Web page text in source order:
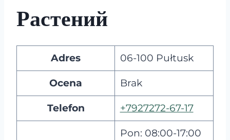
Растений
Adres 06-100 Pułtusk
Ocena Brak
Telefon +7927272-67-17
Pon: 08:00-17:00